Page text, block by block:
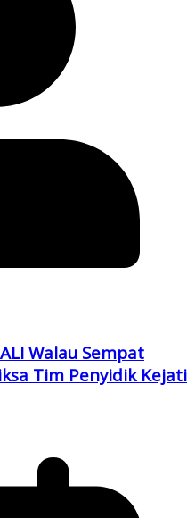
Walau Sempat
Tim Penyidik Kejati